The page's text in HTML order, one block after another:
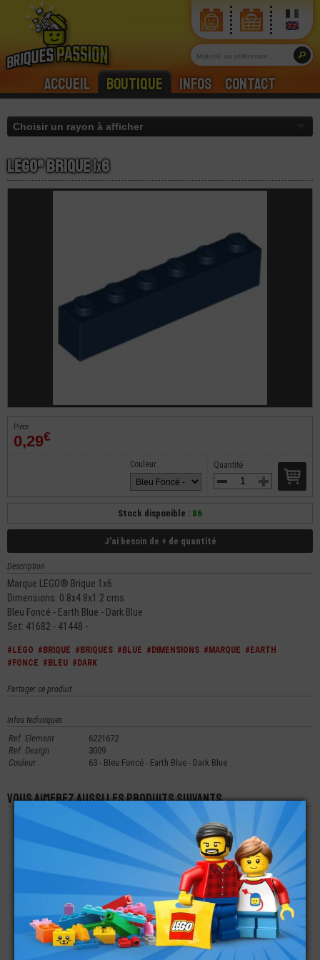
Accueil Boutique Infos Contact
LEGO® Brique 1x6
Pièce
0,29€
Quantité
Couleur
Stock disponible : 86
J'ai besoin de + de quantité
Description
Marque LEGO® Brique 1x6
Dimensions: 0.8x4.8x1.2 cms
Bleu Foncé - Earth Blue - Dark Blue
Set: 41682 - 41448 -
#LEGO #BRIQUE #BRIQUES #BLUE #DIMENSIONS #MARQUE #EARTH
#FONCE #BLEU #DARK
Partager ce produit
Infos techniques
Ref. Element
6221672
Ref. Design
3009
Couleur
63 - Bleu Foncé - Earth Blue - Dark Blue
Vous aimerez aussi les produits suivants
LEGO® RAIL DE
MONTAGNE RUSSE
COURBÉE
8,90€
LEGO® TECHNIC
BRIQUE 1X10
0,64€
LEGO® TUILE 1X2X3
INCLINAISON DE 73°
1,49
LEGO® BRIQUE
LEGO® PLATE LISSE
LEGO® ACCESSOIRE